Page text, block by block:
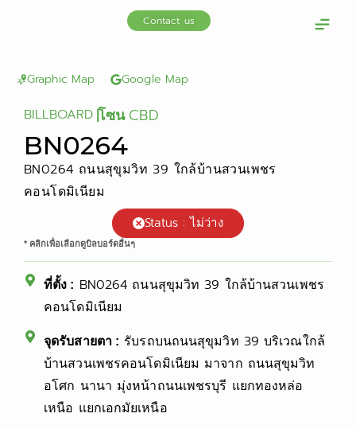
Contact us
Graphic Map Google Map
BILLBOARD |โซน CBD
BN0264
BN0264 ถนนสุขุมวิท 39 ใกล้บ้านสวนเพชร
คอนโดมิเนียม
Status : ไม่ว่าง
* คลิกเพื่อเลือกดูบิลบอร์ดอื่นๆ
ที่ตั้ง : BN0264 ถนนสุขุมวิท 39 ใกล้บ้านสวนเพชร
คอนโดมิเนียม
จุดรับสายตา : รับรถบนถนนสุขุมวิท 39 บริเวณใกล้
บ้านสวนเพชรคอนโดมิเนียม มาจาก ถนนสุขุมวิท
อโศก นานา มุ่งหน้าถนนเพชรบุรี แยกทองหล่อ
เหนือ แยกเอกมัยเหนือ